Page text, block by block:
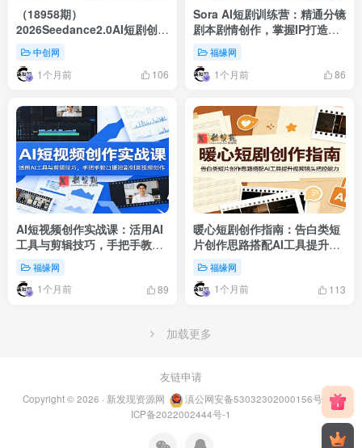
（18958期）
2026Seedance2.0AI短剧创作
全套课，零基础系统教学AI漫
剧短视频，从灵感到成片完整
落地
中创网
1个月前 106
Sora AI短剧训练营：精通分镜
剧本剧情创作，掌握IP打造、
商业化接单全套流程
福缘网
1个月前 86
AI短视频创作实战课：活用AI
工具与剪辑技巧，手把手教口
播短剧创意视频创作
福缘网
1个月前 89
暖心短剧创作指南：告白类短
片创作思路搭配AI工具提升视
频镜头把控能力
福缘网
1个月前 113
加载更多
友链申请
Copyright © 2026 · 新发现资源网 滇公网安备53032302000156号
滇
ICP备2022002444号-1